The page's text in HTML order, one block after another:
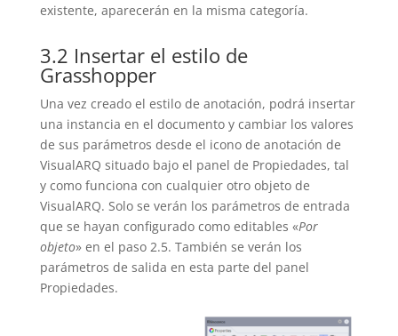
existente, aparecerán en la misma categoría.
3.2 Insertar el estilo de
Grasshopper
Una vez creado el estilo de anotación, podrá insertar
una instancia en el documento y cambiar los valores
de sus parámetros desde el icono de anotación de
VisualARQ situado bajo el panel de Propiedades, tal
y como funciona con cualquier otro objeto de
VisualARQ. Solo se verán los parámetros de entrada
que se hayan configurado como editables «Por
objeto» en el paso 2.5. También se verán los
parámetros de salida en esta parte del panel
Propiedades.